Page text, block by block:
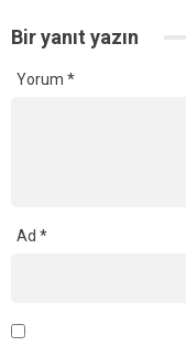
Bir yanıt yazın
Yorum *
Ad *